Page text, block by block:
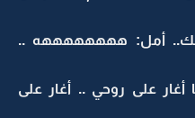
أمل: ههههههههه ..
أغار على روحي .. أغار على